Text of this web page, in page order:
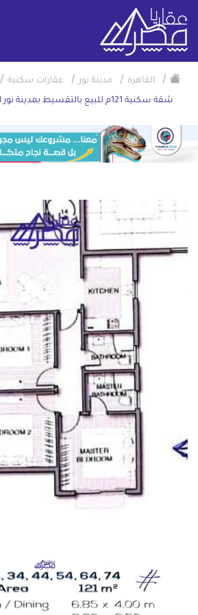
/ القاهرة / مدينة نور / عقارات سكنية /
شقة سكنية 121م للبيع بالتقسيط بمدينة نور القاهرة